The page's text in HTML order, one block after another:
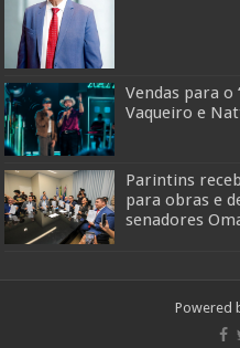
Vendas para o
Vaqueiro e
Parintins
para obras e
senadores
Powered